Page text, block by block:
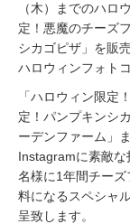
（木）までのハロ
定！悪魔のチーズ
シカゴピザ」を販
ハロウィンフォト
「ハロウィン限定
定！パンプキンシ
ーデンファーム」
Instagramに素敵
名様に1年間チー
料になるスペシャ
呈致します。